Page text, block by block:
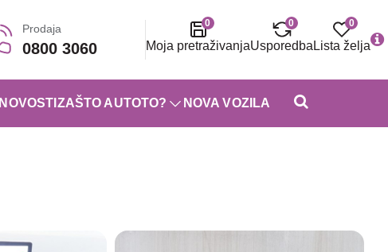
Prodaja
0800 3060
0
Moja pretraživanja
0
Usporedba
0
Lista želja
NOVOSTI ZAŠTO AUTOTO? NOVA VOZILA